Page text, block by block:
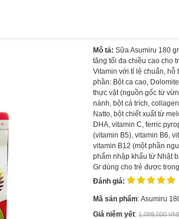
Mô tả: Sữa Asumiru 180
tăng tối đa chiều cao cho
Vitamin với tỉ lệ chuẩn, hỗ
phần: Bột ca cao,
thực vật (nguồn gốc từ
nành, bột cá trích,
Natto, bột chiết xuất từ
DHA, vitamin C, ferric
(vitamin B5), vitamin B6,
vitamin B12 (một phần
phẩm nhập khẩu từ Nhật
Gr dùng cho trẻ được
Đánh giá:
Mã sản phẩm: Asumiru
Giá niêm yết: 1,089,000